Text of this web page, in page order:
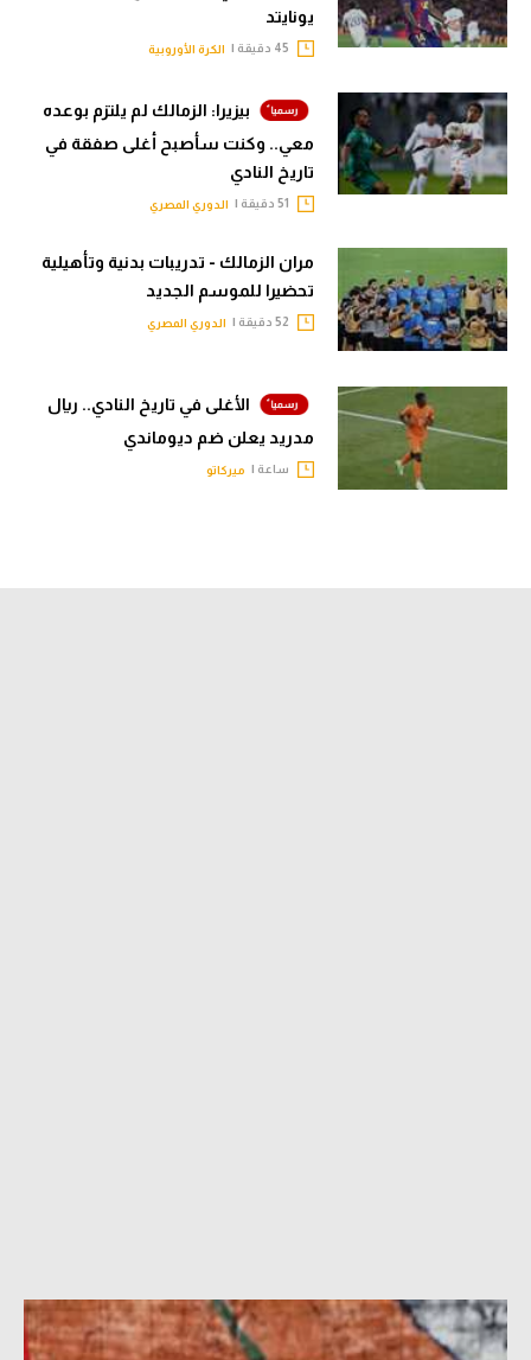
يونايتد
الكرة الأوروبية
بيزيرا: الزمالك لم يلتزم بوعده
معي.. وكنت سأصبح أغلى صفقة في
تاريخ النادي
الدوري المصري
مران الزمالك - تدريبات بدنية وتأهيلية
تحضيرا للموسم الجديد
الدوري المصري
الأغلى في تاريخ النادي.. ريال
مدريد يعلن ضم ديوماندي
ساعة | ميركاتو